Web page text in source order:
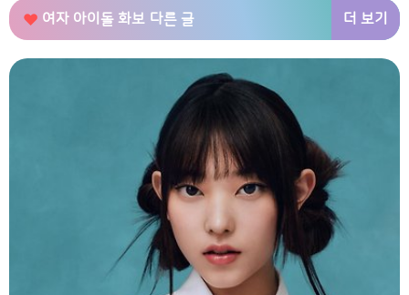
여자 아이돌 화보 다른 글 더 보기